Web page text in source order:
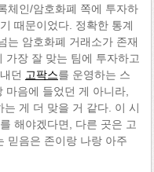
체인/암호화폐 쪽에 투자하
때문이었다. 정확한 통계
는 암호화폐 거래소가 존재
가장 잘 맞는 팀에 투자하고
던 고팍스를 운영하는 스
마음에 들었던 게 아니라,
게 더 맞을 거 같다. 이 시
해야겠다면, 다른 곳은 고
믿음은 존이랑 나랑 아주